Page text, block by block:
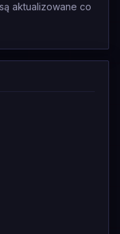
aktualizowane co